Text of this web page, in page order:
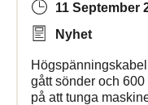
11 September
Nyhet
gått sönder och
på att tunga